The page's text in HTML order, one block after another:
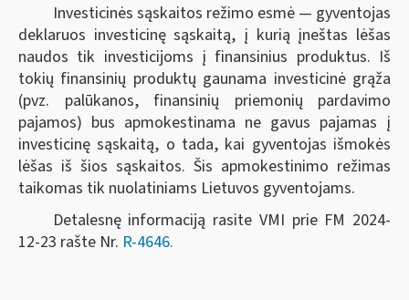
Investicinės sąskaitos režimo esmė — gyventojas
deklaruos investicinę sąskaitą, į kurią įneštas lėšas
naudos tik investicijoms į finansinius produktus. Iš
tokių finansinių produktų gaunama investicinė grąža
(pvz. palūkanos, finansinių priemonių pardavimo
pajamos) bus apmokestinama ne gavus pajamas į
investicinę sąskaitą, o tada, kai gyventojas išmokės
lėšas iš šios sąskaitos. Šis apmokestinimo režimas
taikomas tik nuolatiniams Lietuvos gyventojams.
Detalesnę informaciją rasite VMI prie FM 2024-
12-23 rašte Nr. R-4646.